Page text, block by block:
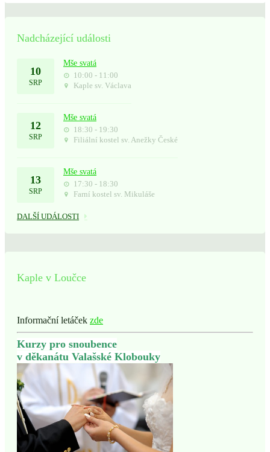
Nadcházející události
10
SRP
Mše svatá
10:00 - 11:00
Kaple sv. Václava
12
SRP
Mše svatá
18:30 - 19:30
Filiální kostel sv. Anežky České
13
SRP
Mše svatá
17:30 - 18:30
Farní kostel sv. Mikuláše
DALŠÍ UDÁLOSTI
Kaple v Loučce
Informační letáček zde
Kurzy pro snoubence
v děkanátu Valašské Klobouky